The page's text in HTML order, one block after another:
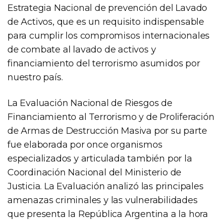
Estrategia Nacional de prevención del Lavado
de Activos, que es un requisito indispensable
para cumplir los compromisos internacionales
de combate al lavado de activos y
financiamiento del terrorismo asumidos por
nuestro país.
La Evaluación Nacional de Riesgos de
Financiamiento al Terrorismo y de Proliferación
de Armas de Destrucción Masiva por su parte
fue elaborada por once organismos
especializados y articulada también por la
Coordinación Nacional del Ministerio de
Justicia. La Evaluación analizó las principales
amenazas criminales y las vulnerabilidades
que presenta la República Argentina a la hora